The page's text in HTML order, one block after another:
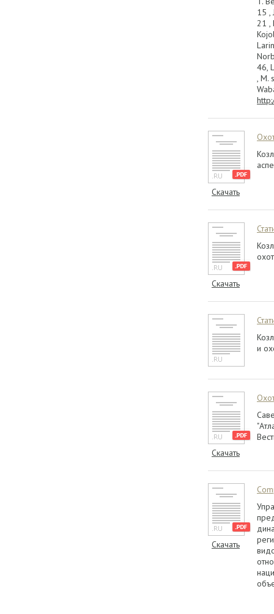
15 ,
21 ,
46,
, M.
Скачать
Скачать
и
Скачать
Скачать